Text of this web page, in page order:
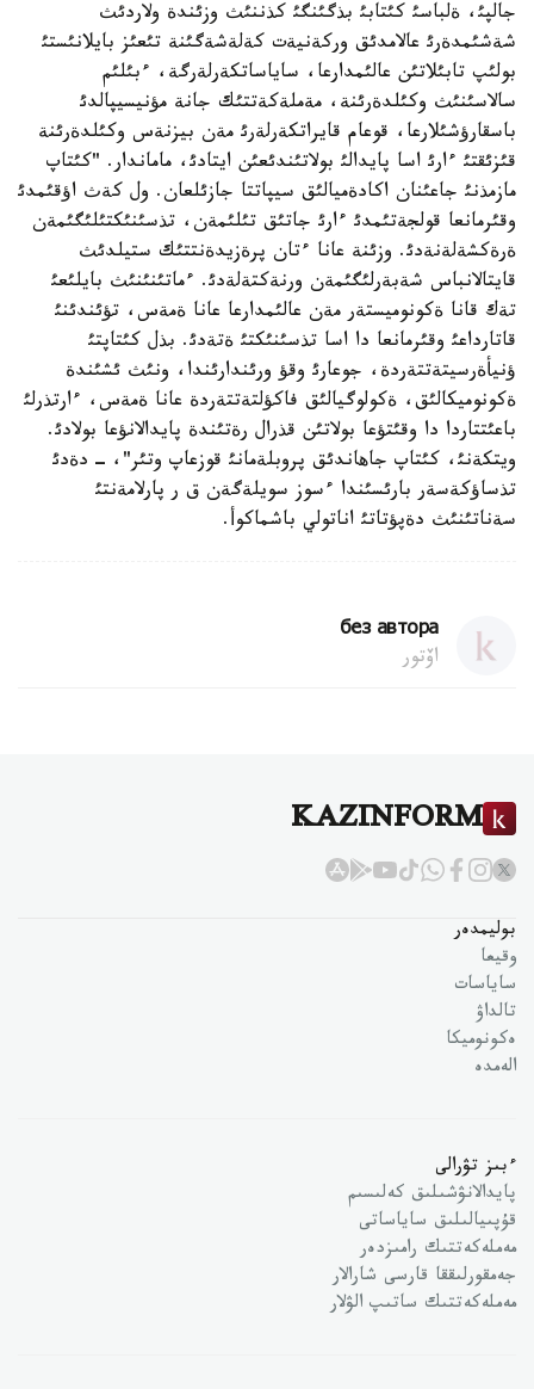
جالپئ، ةلباسئ كئتابئ بذگئنگئ كذننئث وزئندة ولاردئث
شةشئمدةرئ عالامدئق وركةنيةت كةلةشةگئنة تئعئز بايلانئستئ
بولئپ تابئلاتئن عالئمدارعا، ساياساتكةرلةرگة، ءبئلئم
سالاسئنئث وكئلدةرئنة، مةملةكةتتئك جانة مؤنيسيپالدئ
باسقارؤشئلارعا، قوعام قايراتكةرلةرئ مةن بيزنةس وكئلدةرئنة
قئزئقتئ ءارئ اسا پايدالئ بولاتئندئعئن ايتادئ، ماماندار. "كئتاپ
مازمذنئ جاعئنان اكادةميالئق سيپاتتا جازئلعان. ول كةث اؤقئمدئ
وقئرمانعا قولجةتئمدئ ءارئ جاتئق تئلئمةن، تذسئنئكتئلئگئمةن
ةرةكشةلةنةدئ. وزئنة عانا ءتان پرةزيدةنتتئك ستيلدئث
قايتالانباس شةبةرلئگئمةن ورنةكتةلةدئ. ءماتئنئنئث بايلئعئ
تةك قانا ةكونوميستةر مةن عالئمدارعا عانا ةمةس، تؤئندئنئ
قاتارداعئ وقئرمانعا دا اسا تذسئنئكتئ ةتةدئ. بذل كئتاپتئ
ؤنيأةرسيتةتتةردة، جوعارئ وقؤ ورئندارئندا، ونئث ئشئندة
ةكونوميكالئق، ةكولوگيالئق فاكؤلتةتتةردة عانا ةمةس، ءارتذرلئ
باعئتتاردا دا وقئتؤعا بولاتئن قذرال رةتئندة پايدالانؤعا بولادئ.
ويتكةنئ، كئتاپ جاهاندئق پروبلةمانئ قوزعاپ وتئر"، ‑ دةدئ
تذساؤكةسةر بارئسئندا ءسوز سويلةگةن ق ر پارلامةنتئ
سةناتئنئث دةپؤتاتئ اناتولي باشماكوأ.
без автора
اۆتور
KAZINFORM
بوليمدەر
وقيعا
ساياسات
تالداۋ
ەكونوميكا
الەمدە
ءبىز تۋرالى
پايدالانۋشىلىق كەلىسىم
قۇپىيالىلىق ساياساتى
مەملەكەتتىك رامىزدەر
جەمقورلىققا قارسى شارالار
مەملەكەتتىك ساتىپ الۋلار